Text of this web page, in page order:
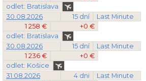
odlet: Bratislava
30.08.2026
15 dní
Last Minute
1 258 €
+0 €
odlet: Bratislava
30.08.2026
15 dní
Last Minute
1 236 €
+0 €
odlet: Košice
31.08.2026
4 dni
Last Minute